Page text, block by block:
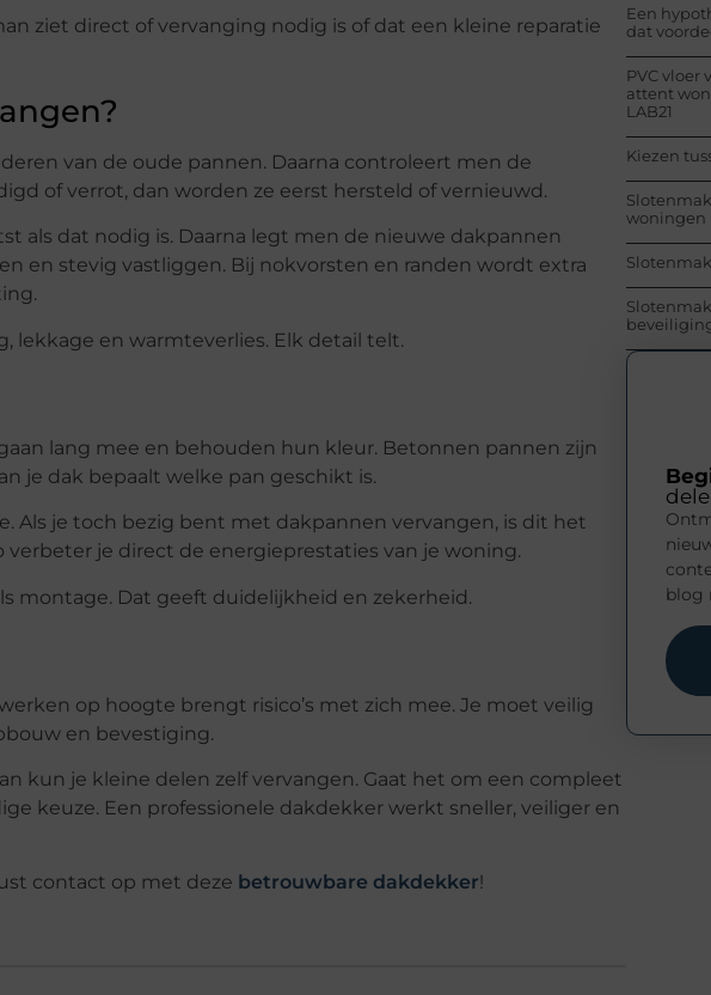
ziet direct of vervanging nodig is of dat een kleine reparatie
van de oude pannen. Daarna controleert men de
of verrot, dan worden ze eerst hersteld of vernieuwd.
als dat nodig is. Daarna legt men de nieuwe dakpannen
en stevig vastliggen. Bij nokvorsten en randen wordt extra
lekkage en warmteverlies. Elk detail telt.
lang mee en behouden hun kleur. Betonnen pannen zijn
je dak bepaalt welke pan geschikt is.
Als je toch bezig bent met dakpannen vervangen, is dit het
je direct de energieprestaties van je woning.
montage. Dat geeft duidelijkheid en zekerheid.
op hoogte brengt risico’s met zich mee. Je moet veilig
en bevestiging.
kun je kleine delen zelf vervangen. Gaat het om een compleet
keuze. Een professionele dakdekker werkt sneller, veiliger en
contact op met deze betrouwbare dakdekker!
Een
dat
PVC vloer
attent
LAB21
Kiezen
woningen
blog